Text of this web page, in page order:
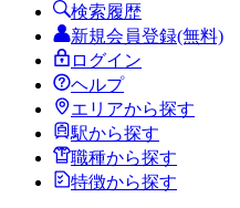
検索履歴
新規会員登録(無料)
ログイン
ヘルプ
エリアから探す
駅から探す
職種から探す
特徴から探す